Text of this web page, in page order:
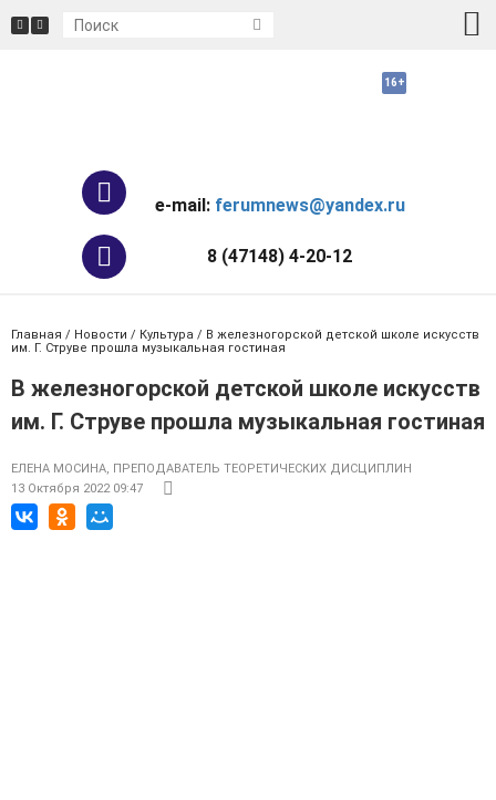
e-mail: ferumnews@yandex.ru
8 (47148) 4-20-12
Главная / Новости / Культура / В железногорской детской школе искусств
им. Г. Струве прошла музыкальная гостиная
В железногорской детской школе искусств
им. Г. Струве прошла музыкальная гостиная
ЕЛЕНА МОСИНА, ПРЕПОДАВАТЕЛЬ ТЕОРЕТИЧЕСКИХ ДИСЦИПЛИН
13 Октября 2022 09:47